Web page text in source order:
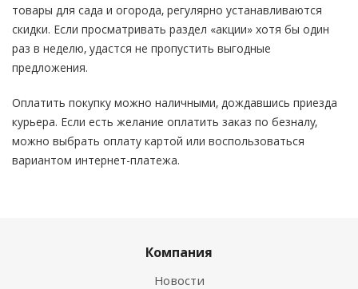
товары для сада и огорода, регулярно устанавливаются
скидки. Если просматривать раздел «акции» хотя бы один
раз в неделю, удастся не пропустить выгодные
предложения.
Оплатить покупку можно наличными, дождавшись приезда
курьера. Если есть желание оплатить заказ по безналу,
можно выбрать оплату картой или воспользоваться
вариантом интернет-платежа.
Компания
Новости